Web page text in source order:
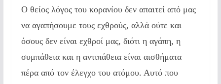
Ο θείος λόγος του κορανίου δεν απαιτεί από μας
να αγαπήσουμε τους εχθρούς, αλλά ούτε και
όσους δεν είναι εχθροί μας, διότι η αγάπη, η
συμπάθεια και η αντιπάθεια είναι αισθήματα
πέρα από τον έλεγχο του ατόμου. Αυτό που